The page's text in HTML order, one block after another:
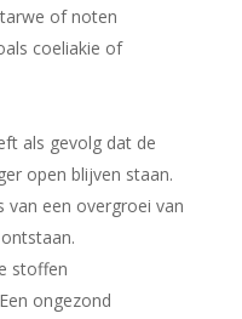
of noten
coeliakie of
als gevolg dat de
open blijven staan.
van een overgroei van
stoffen
ongezond